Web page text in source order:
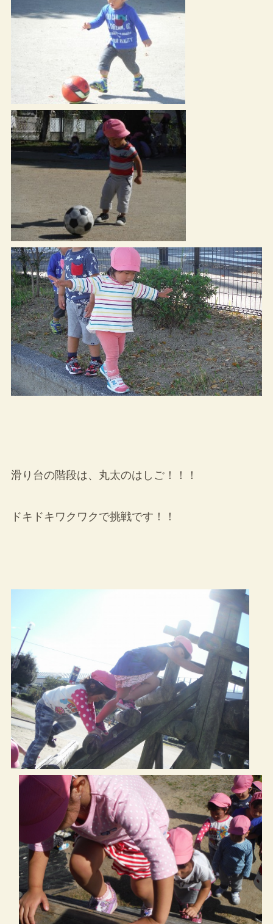
滑り台の階段は、丸太のはしご！！！
ドキドキワクワクで挑戦です！！